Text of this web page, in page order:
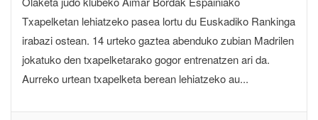
Txapelketan lehiatzeko pasea lortu du Euskadiko Rankinga
irabazi ostean. 14 urteko gaztea abenduko zubian Madrilen
jokatuko den txapelketarako gogor entrenatzen ari da.
Aurreko urtean txapelketa berean lehiatzeko au...